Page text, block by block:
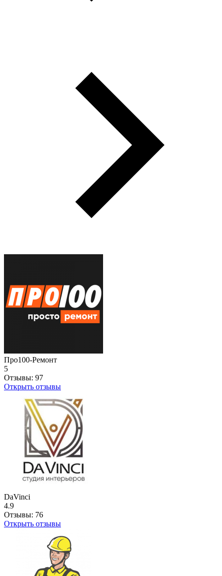
Про100-Ремонт
5
Отзывы: 97
Открыть отзывы
DaVinci
4.9
Отзывы: 76
Открыть отзывы